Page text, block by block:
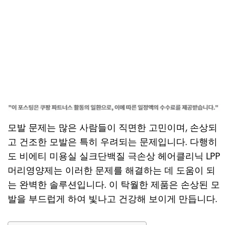
모발 문제는 많은 사람들이 직면한 고민이며, 손상되
고 건조한 모발은 특히 우려되는 문제입니다. 다행히
도 비에티 미용실 실크단백질 극손상 헤어클리닉 LPP
머리영양제는 이러한 문제를 해결하는 데 도움이 되
는 완벽한 솔루션입니다. 이 탁월한 제품은 손상된 모
발을 부드럽게 하여 빛나고 건강해 보이게 만듭니다.